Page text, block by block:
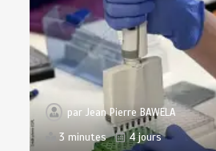
parJean Pierre BAWELA
3 minutes
4 jours